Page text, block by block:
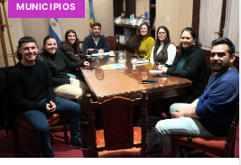
MUNICIPIOS